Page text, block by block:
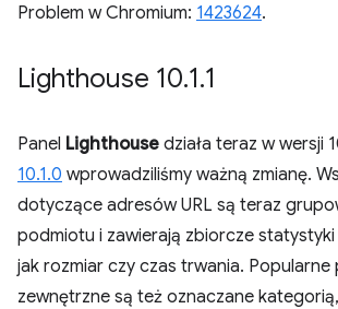
Problem w Chromium: 1423624.
Lighthouse 10.1.1
Panel Lighthouse działa teraz w wersji
10.1.0 wprowadziliśmy ważną zmianę.
dotyczące adresów URL są teraz
podmiotu i zawierają zbiorcze
jak rozmiar czy czas trwania.
zewnętrzne są też oznaczane